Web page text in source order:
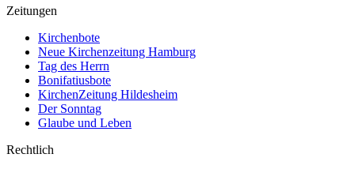
Zeitungen
Kirchenbote
Neue Kirchenzeitung Hamburg
Tag des Herrn
Bonifatiusbote
KirchenZeitung Hildesheim
Der Sonntag
Glaube und Leben
Rechtlich